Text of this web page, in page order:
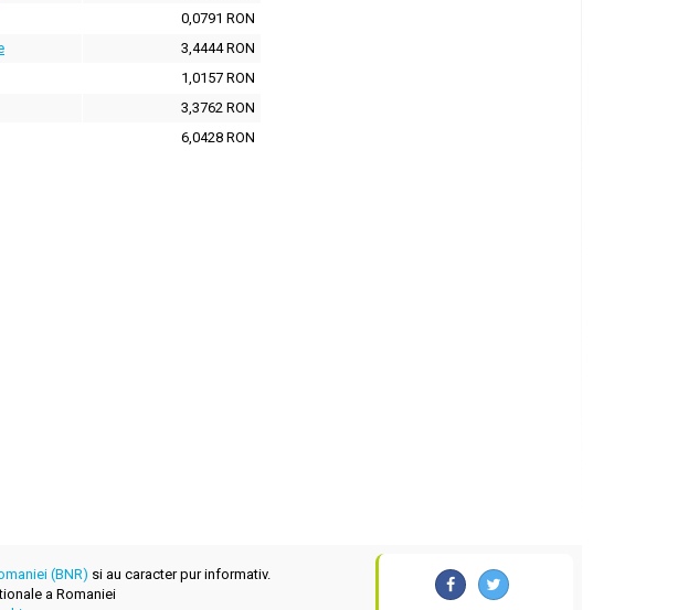
0,0791 RON
3,4444 RON
1,0157 RON
3,3762 RON
6,0428 RON
(BNR) si au caracter pur informativ.
a Romaniei